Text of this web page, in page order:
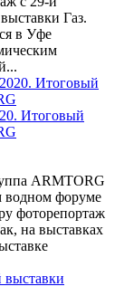
Газ.
в Уфе
Итоговый
ARMTORG
водном форуме
фоторепортаж
на выставках